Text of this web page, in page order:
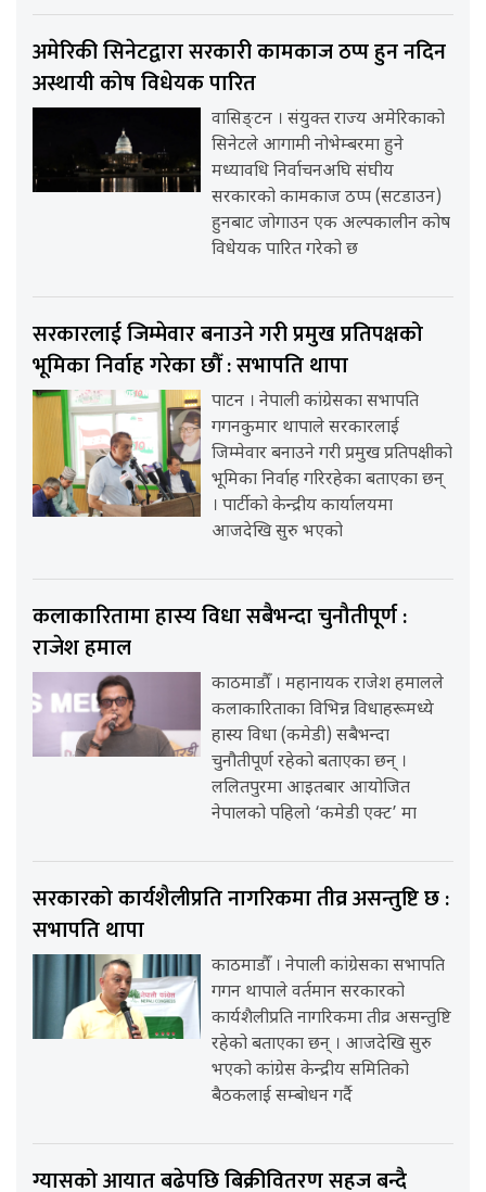
अमेरिकी सिनेटद्वारा सरकारी कामकाज ठप्प हुन नदिन
अस्थायी कोष विधेयक पारित
वासिङ्टन । संयुक्त राज्य अमेरिकाको
सिनेटले आगामी नोभेम्बरमा हुने
मध्यावधि निर्वाचनअघि संघीय
सरकारको कामकाज ठप्प (सटडाउन)
हुनबाट जोगाउन एक अल्पकालीन कोष
विधेयक पारित गरेको छ
सरकारलाई जिम्मेवार बनाउने गरी प्रमुख प्रतिपक्षको
भूमिका निर्वाह गरेका छौँ : सभापति थापा
पाटन । नेपाली कांग्रेसका सभापति
गगनकुमार थापाले सरकारलाई
जिम्मेवार बनाउने गरी प्रमुख प्रतिपक्षीको
भूमिका निर्वाह गरिरहेका बताएका छन्
। पार्टीको केन्द्रीय कार्यालयमा
आजदेखि सुरु भएको
कलाकारितामा हास्य विधा सबैभन्दा चुनौतीपूर्ण :
राजेश हमाल
काठमाडौँ । महानायक राजेश हमालले
कलाकारिताका विभिन्न विधाहरूमध्ये
हास्य विधा (कमेडी) सबैभन्दा
चुनौतीपूर्ण रहेको बताएका छन् ।
ललितपुरमा आइतबार आयोजित
नेपालको पहिलो ‘कमेडी एक्ट’ मा
सरकारको कार्यशैलीप्रति नागरिकमा तीव्र असन्तुष्टि छ :
सभापति थापा
काठमाडौँ । नेपाली कांग्रेसका सभापति
गगन थापाले वर्तमान सरकारको
कार्यशैलीप्रति नागरिकमा तीव्र असन्तुष्टि
रहेको बताएका छन् । आजदेखि सुरु
भएको कांग्रेस केन्द्रीय समितिको
बैठकलाई सम्बोधन गर्दै
ग्यासको आयात बढेपछि बिक्रीवितरण सहज बन्दै